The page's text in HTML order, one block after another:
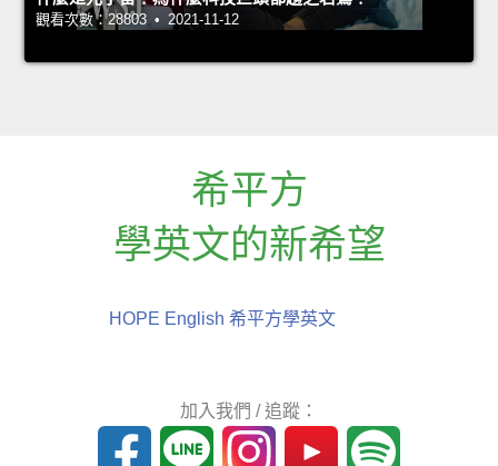
觀看次數：28803 • 2021-11-12
希平方
學英文的新希望
HOPE English 希平方學英文
加入我們 / 追蹤：